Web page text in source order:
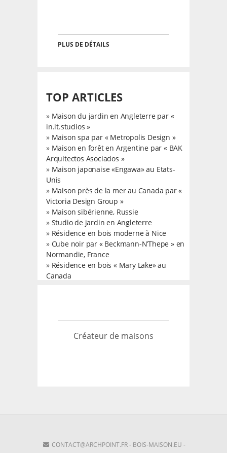
PLUS DE DÉTAILS
TOP ARTICLES
» Maison du jardin en Angleterre par «
in.it.studios »
» Maison spa par « Metropolis Design »
» Maison en forêt en Argentine par « BAK
Arquitectos Asociados »
» Maison japonaise «Engawa» au Etats-
Unis
» Maison près de la mer au Canada par «
Victoria Design Group »
» Maison sibérienne, Russie
» Studio de jardin en Angleterre
» Résidence en bois moderne à Nice
» Cube noir par « Beckmann-N’Thepe » en
Normandie, France
» Résidence en bois « Mary Lake» au
Canada
Créateur de maisons
CONTACT@ARCHPOINT.FR- BOIS-MAISON.EU -